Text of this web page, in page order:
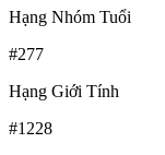
Hạng Nhóm Tuổi
#277
Hạng Giới Tính
#1228